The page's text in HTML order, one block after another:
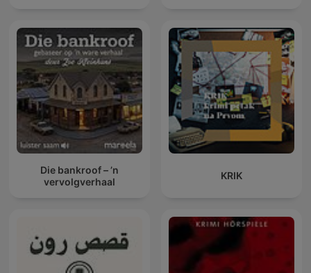
Die bankroof – ’n
vervolgverhaal
KRIK